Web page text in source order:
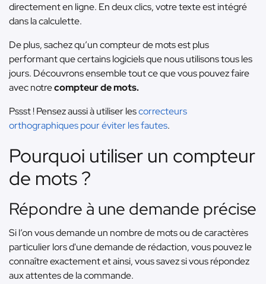
directement en ligne. En deux clics, votre texte est intégré
dans la calculette.
De plus, sachez qu’un compteur de mots est plus
performant que certains logiciels que nous utilisons tous les
jours. Découvrons ensemble tout ce que vous pouvez faire
avec notrecompteur de mots.
Pssst ! Pensez aussi à utiliser lescorrecteurs
orthographiques pour éviter les fautes.
Pourquoi utiliser un compteur
de mots ?
Répondre à une demande précise
Si l’on vous demande un nombre de mots ou de caractères
particulier lors d'une demande de rédaction, vous pouvez le
connaître exactement et ainsi, vous savez si vous répondez
aux attentes de la commande.